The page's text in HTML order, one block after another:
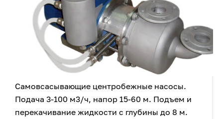
Самовсасывающие центробежные насосы.
Подача 3-100 м3/ч, напор 15-60 м. Подъем и
перекачивание жидкости с глубины до 8 м.